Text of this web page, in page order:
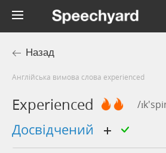
Назад
Англійська вимова слова experienced
Experienced /
досвідчений